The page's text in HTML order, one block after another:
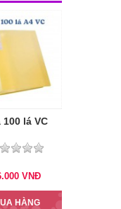
100 lá VC
VNĐ
HÀNG